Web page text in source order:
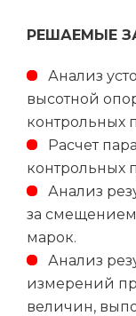
РЕШАЕМЫЕ
Анализ
высотной
контрольных
Расчет
контрольных
Анализ
за
марок.
Анализ
измерений
величин,